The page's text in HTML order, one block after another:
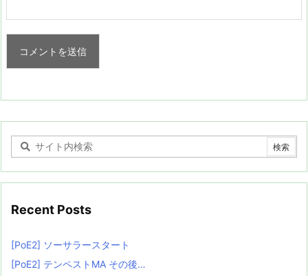
Recent Posts
[PoE2] ソーサラースタート
[PoE2] テンペストMA その後…